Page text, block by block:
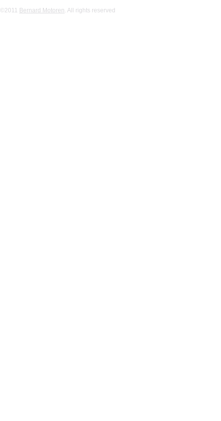
©2011 Bernard Motoren. All rights reserved